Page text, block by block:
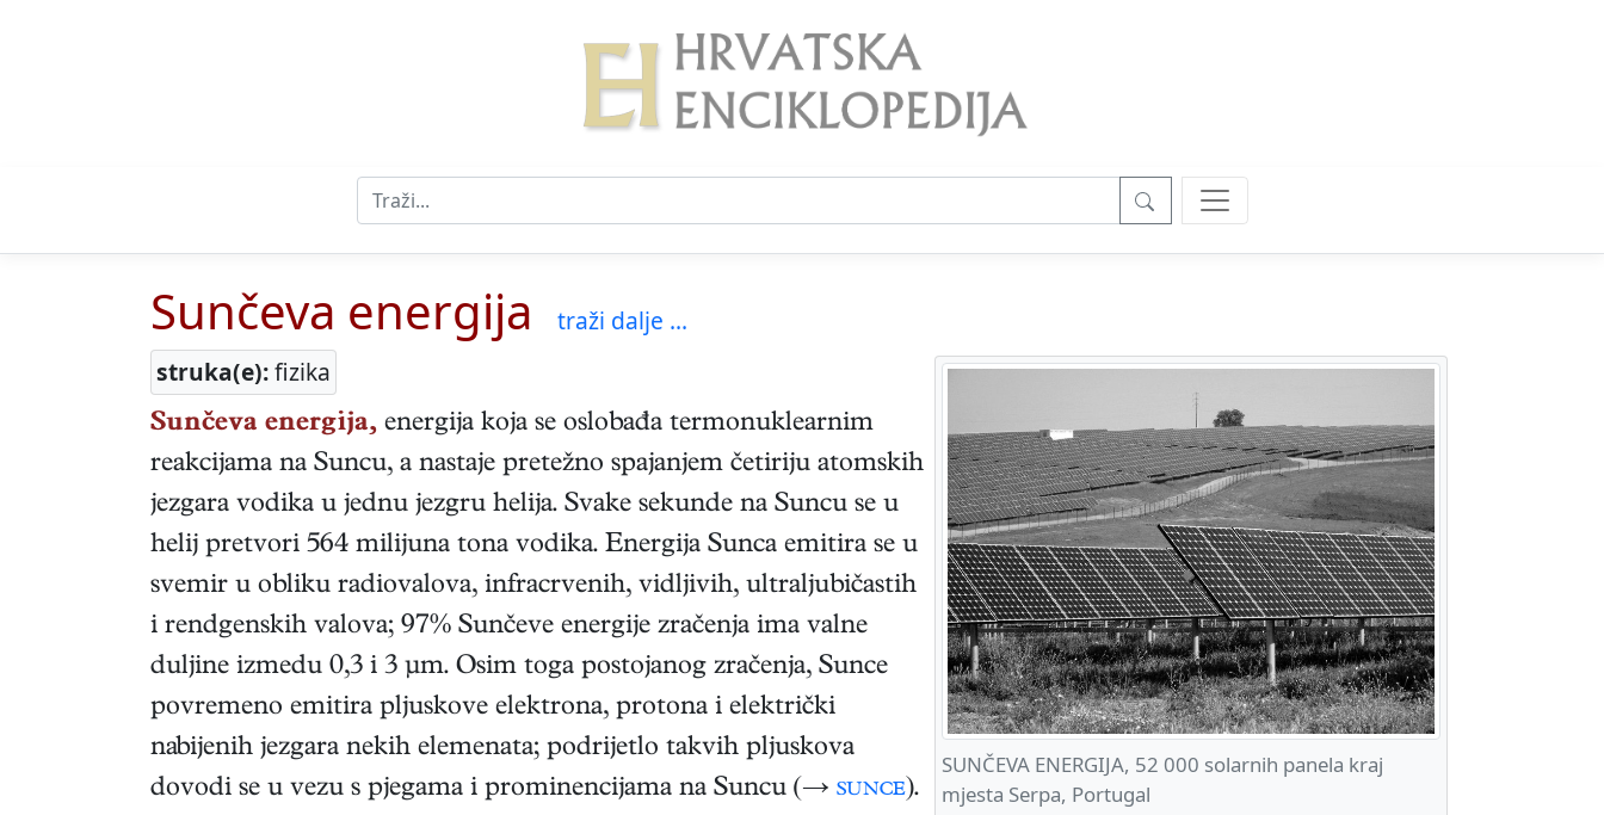
Sunčeva energija
traži dalje ...
struka(e):fizika
SUNČEVA ENERGIJA, 52 000 solarnih panela kraj
mjesta Serpa, Portugal
Sunčeva energija, energija koja se oslobađa termonuklearnim
reakcijama na Suncu, a nastaje pretežno spajanjem četiriju atomskih
jezgara vodika u jednu jezgru helija. Svake sekunde na Suncu se u
helij pretvori 564 milijuna tona vodika. Energija Sunca emitira se u
svemir u obliku radiovalova, infracrvenih, vidljivih, ultraljubičastih
i rendgenskih valova; 97% Sunčeve energije zračenja ima valne
duljine izmedu 0,3 i 3 μm. Osim toga postojanog zračenja, Sunce
povremeno emitira pljuskove elektrona, protona i električki
nabijenih jezgara nekih elemenata; podrijetlo takvih pljuskova
dovodi se u vezu s pjegama i prominencijama na Suncu (→ sunce).